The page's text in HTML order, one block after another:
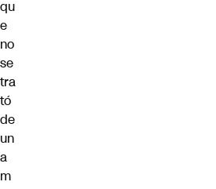
qu
e
no
se
tra
tó
de
un
a
m